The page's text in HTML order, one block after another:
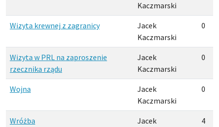
Kaczmarski
Wizyta krewnej z zagranicy
Jacek
Kaczmarski
0
Wizyta w PRL na zaproszenie
rzecznika rządu
Jacek
Kaczmarski
0
Wojna
Jacek
Kaczmarski
0
Wróżba
Jacek
4